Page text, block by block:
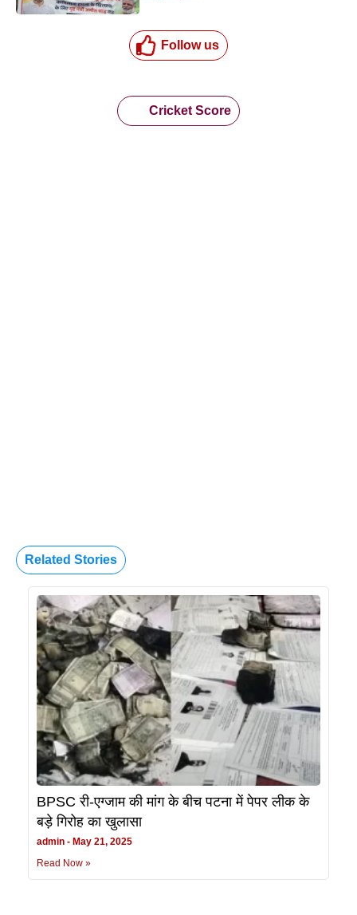
Follow us
Cricket Score
Related Stories
BPSC री-एग्जाम की मांग के बीच पटना में पेपर लीक के
बड़े गिरोह का खुलासा
admin
May 21, 2025
Read Now »